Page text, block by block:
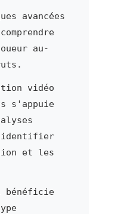
avancées
au-
vidéo
s'appuie
et les
bénéficie